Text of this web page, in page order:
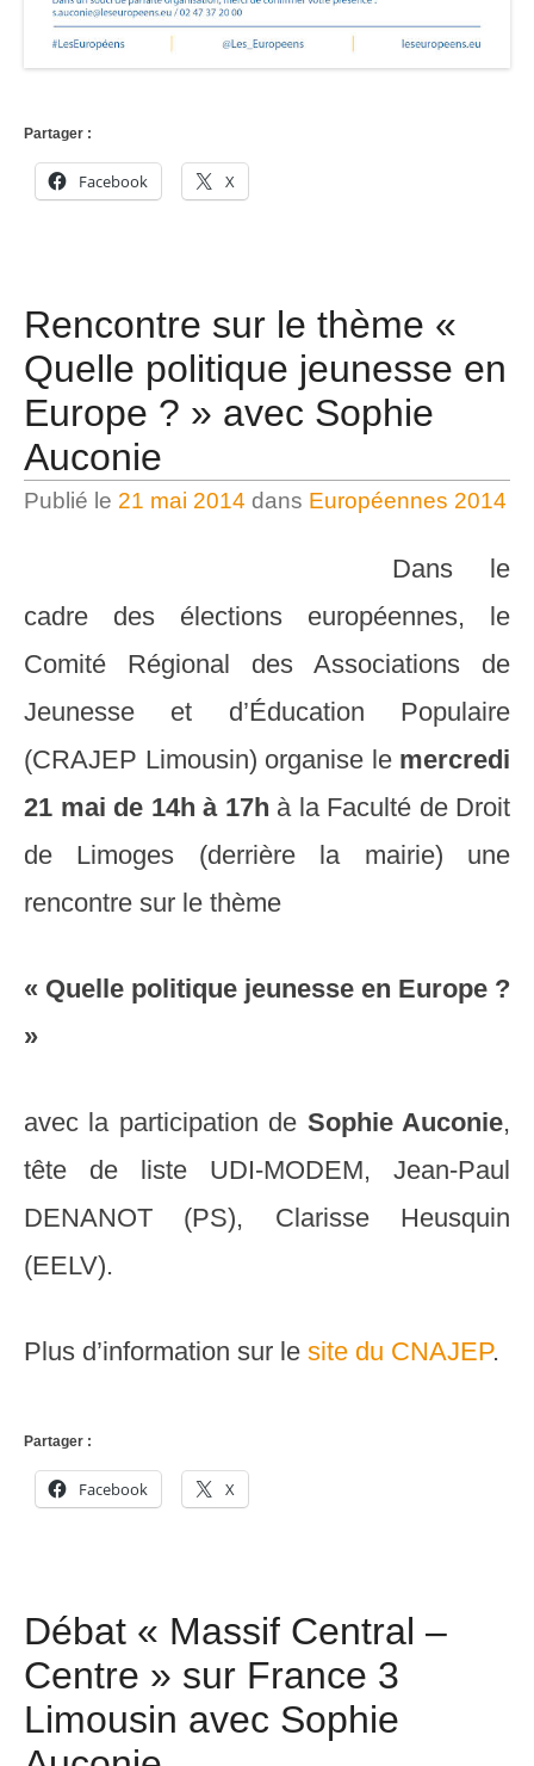
Partager :
Facebook X
Rencontre sur le thème «
Quelle politique jeunesse en
Europe ? » avec Sophie
Auconie
Publié le 21 mai 2014 dans Européennes 2014
Dans le
cadre des élections européennes, le
Comité Régional des Associations de
Jeunesse et d’Éducation Populaire
(CRAJEP Limousin) organise le mercredi
21 mai de 14h à 17h à la Faculté de Droit
de Limoges (derrière la mairie) une
rencontre sur le thème
« Quelle politique jeunesse en Europe ?
»
avec la participation de Sophie Auconie,
tête de liste UDI-MODEM, Jean-Paul
DENANOT (PS), Clarisse Heusquin
(EELV).
Plus d’information sur le site du CNAJEP.
Partager :
Facebook X
Débat « Massif Central –
Centre » sur France 3
Limousin avec Sophie